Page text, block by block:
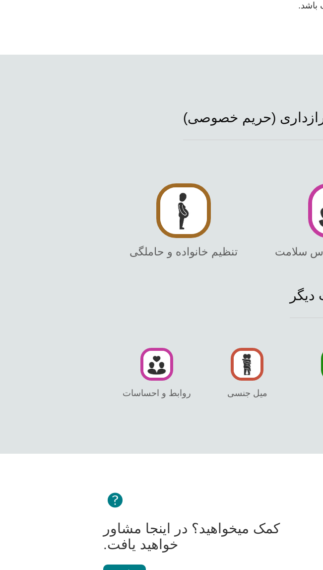
باشد.
(حریم خصوصی)
سلامت تنظیم خانواده و حاملگی
میل جنسی روابط و احساسات
کمک میخواهید؟ در اینجا مشاور
خواهید یافت.